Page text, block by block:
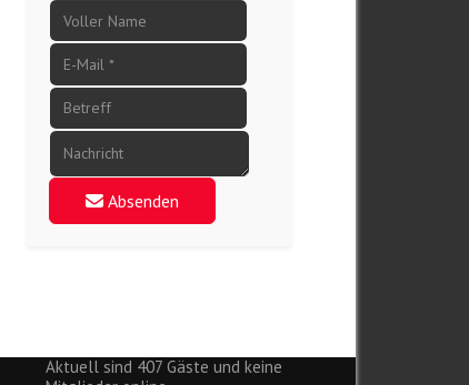
Absenden
Aktuell sind 407 Gäste und keine